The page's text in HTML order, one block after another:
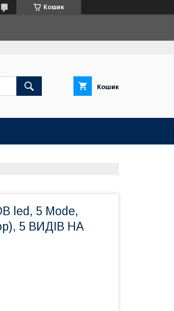
Кошик
Кошик
led, 5 Mode,
5 ВИДІВ НА